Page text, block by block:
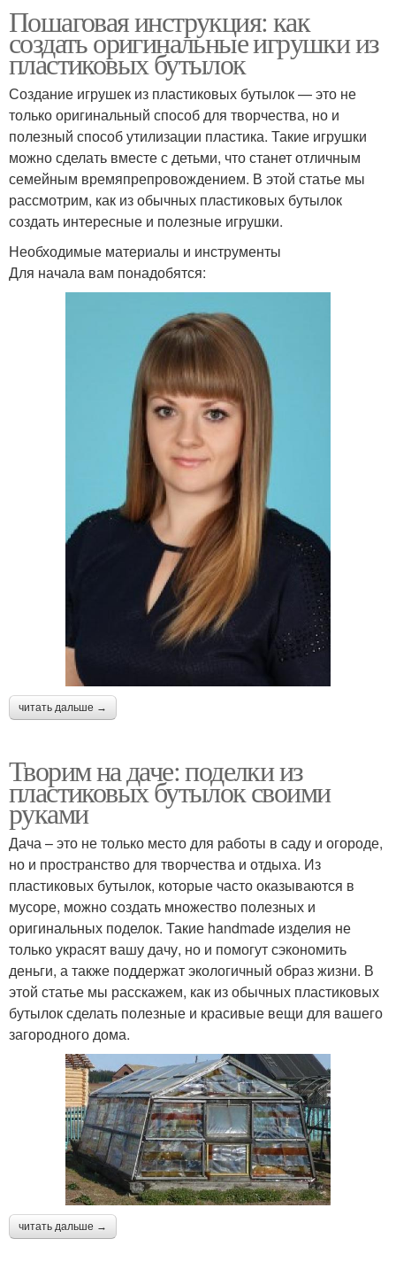
Пошаговая инструкция: как
создать оригинальные игрушки из
пластиковых бутылок
Создание игрушек из пластиковых бутылок — это не
только оригинальный способ для творчества, но и
полезный способ утилизации пластика. Такие игрушки
можно сделать вместе с детьми, что станет отличным
семейным времяпрепровождением. В этой статье мы
рассмотрим, как из обычных пластиковых бутылок
создать интересные и полезные игрушки.
Необходимые материалы и инструменты
Для начала вам понадобятся:
читать дальше →
Творим на даче: поделки из
пластиковых бутылок своими
руками
Дача – это не только место для работы в саду и огороде,
но и пространство для творчества и отдыха. Из
пластиковых бутылок, которые часто оказываются в
мусоре, можно создать множество полезных и
оригинальных поделок. Такие handmade изделия не
только украсят вашу дачу, но и помогут сэкономить
деньги, а также поддержат экологичный образ жизни. В
этой статье мы расскажем, как из обычных пластиковых
бутылок сделать полезные и красивые вещи для вашего
загородного дома.
читать дальше →